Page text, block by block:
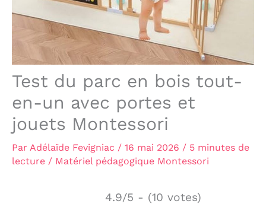
Test du parc en bois tout-
en-un avec portes et
jouets Montessori
Par Adélaïde Fevigniac / 16 mai 2026 / 5 minutes de
lecture / Matériel pédagogique Montessori
4.9/5 - (10 votes)